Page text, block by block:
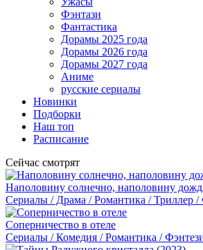
Фэнтази
Фантастика
Дорамы 2025 года
Дорамы 2026 года
Дорамы 2027 года
Аниме
русские сериалы
Новинки
Подборки
Наш топ
Расписание
Сейчас смотрят
Наполовину солнечно, наполовину
Сериалы / Драма / Романтика / Триллер /
Соперничество в отеле
Сериалы / Комедия / Романтика /